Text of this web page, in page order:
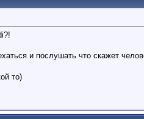
и послушать что скажет
то)